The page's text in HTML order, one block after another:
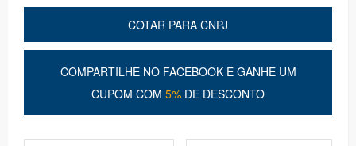
COTAR PARA CNPJ
COMPARTILHE NO FACEBOOK E GANHE UM
CUPOM COM 5% DE DESCONTO